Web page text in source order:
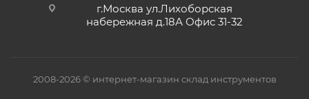
г.Москва ул.Лихоборская
набережная д.18А Офис 31-32
2008-2026 © интернет-магазин склад инструментов